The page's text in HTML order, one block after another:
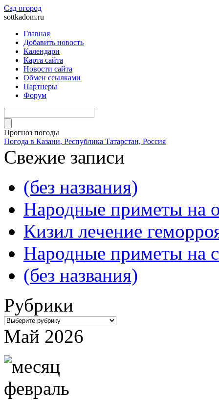
Сад огород
sottkadom.ru
Главная
Добавить новость
Календари
Карта сайта
Новости сайта
Обмен ссылками
Партнеры
Форум
Прогноз погоды
Погода в Казани, Республика Татарстан, Россия
Свежие записи
(без названия)
Народные приметы на
Кизил лечение
Народные приметы на
(без названия)
Рубрики
Рубрики
Май 2026